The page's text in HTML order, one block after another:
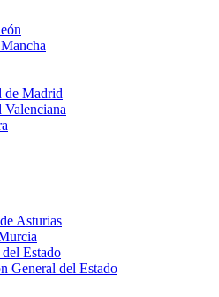
de Madrid
Asturias
Estado
General del Estado